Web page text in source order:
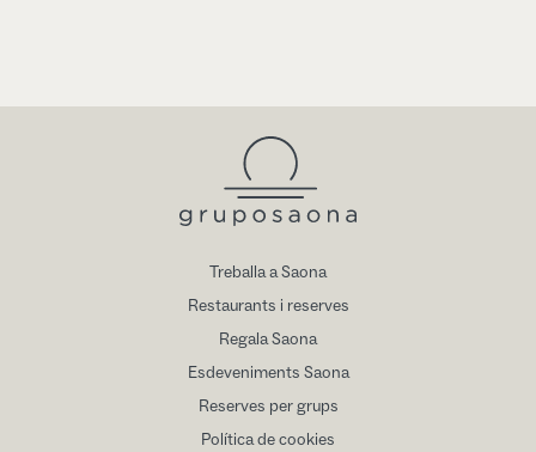
Treballa a Saona
Restaurants i reserves
Regala Saona
Esdeveniments Saona
Reserves per grups
Política de cookies